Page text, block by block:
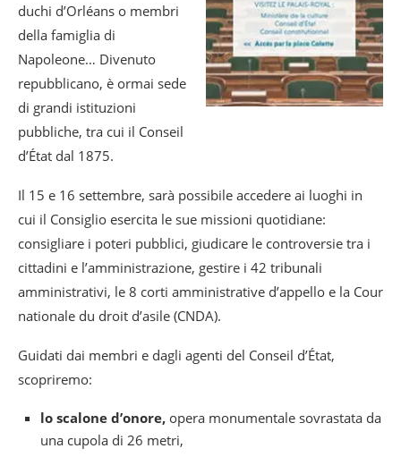
duchi d’Orléans o membri
della famiglia di
Napoleone… Divenuto
repubblicano, è ormai sede
di grandi istituzioni
pubbliche, tra cui il Conseil
d’État dal 1875.
Il 15 e 16 settembre, sarà possibile accedere ai luoghi in
cui il Consiglio esercita le sue missioni quotidiane:
consigliare i poteri pubblici, giudicare le controversie tra i
cittadini e l’amministrazione, gestire i 42 tribunali
amministrativi, le 8 corti amministrative d’appello e la Cour
nationale du droit d’asile (CNDA).
Guidati dai membri e dagli agenti del Conseil d’État,
scopriremo:
lo scalone d’onore, opera monumentale sovrastata da
una cupola di 26 metri,